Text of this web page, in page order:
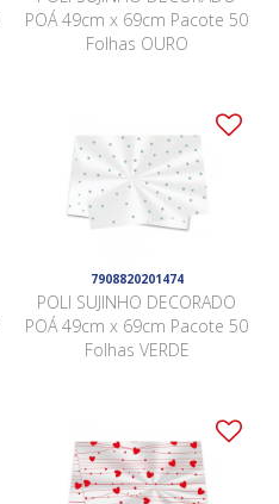
POÁ 49cm x 69cm Pacote 50
Folhas OURO
7908820201474
POLI SUJINHO DECORADO
POÁ 49cm x 69cm Pacote 50
Folhas VERDE